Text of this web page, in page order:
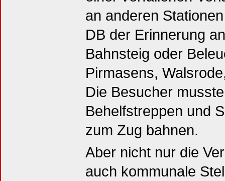
an anderen
DB der Erinnerung
Bahnsteig oder
Pirmasens,
Die Besucher
Behelfstreppen und
zum Zug bahnen.
Aber nicht nur die
auch kommunale